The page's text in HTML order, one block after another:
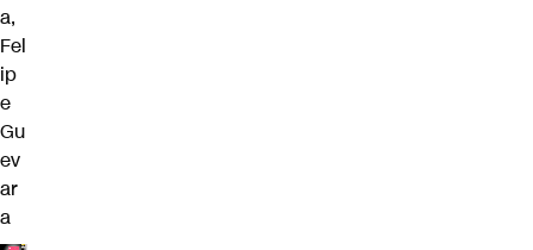
a,
Fel
ip
e
Gu
ev
ar
a